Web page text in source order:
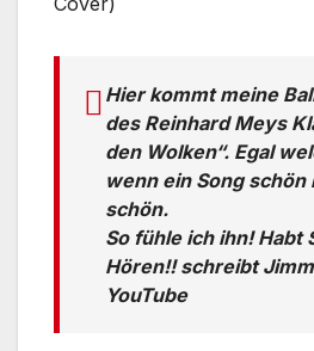
Hier kommt meine
des Reinhard Meys
den Wolken“. Egal
wenn ein Song schön
schön.
So fühle ich ihn! Habt
Hören!! schreibt
YouTube